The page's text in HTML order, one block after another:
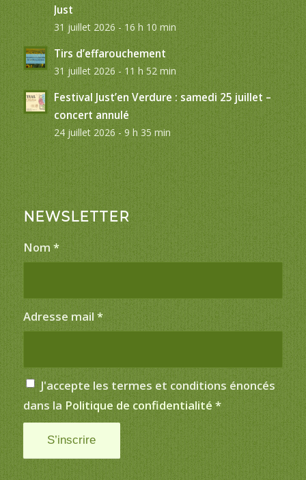
Just
31 juillet 2026 - 16 h 10 min
Tirs d’effarouchement
31 juillet 2026 - 11 h 52 min
Festival Just’en Verdure : samedi 25 juillet –
concert annulé
24 juillet 2026 - 9 h 35 min
NEWSLETTER
Nom *
Adresse mail *
J'accepte les termes et conditions énoncés
dans la Politique de confidentialité *